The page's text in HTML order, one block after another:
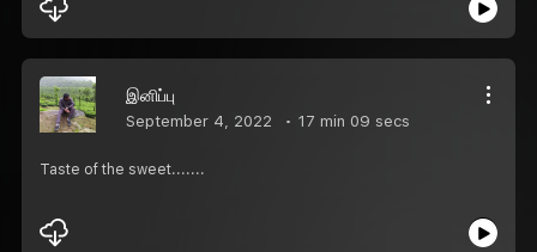
இனிப்பு
September 4, 2022 17 min 09 secs
Taste of the sweet.......